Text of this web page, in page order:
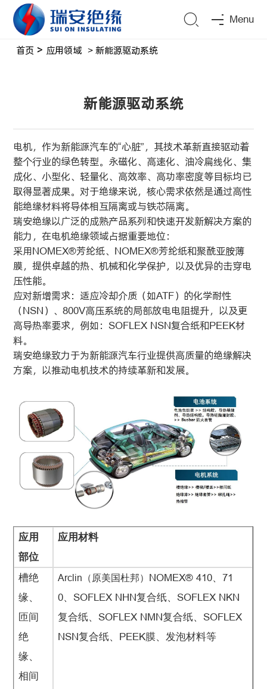
Menu
首页 > 应用领域 > 新能源驱动系统
新能源驱动系统
电机，作为新能源汽车的“心脏”，其技术革新直接驱动着
整个行业的绿色转型。永磁化、高速化、油冷扁线化、集
成化、小型化、轻量化、高效率、高功率密度等目标均已
取得显著成果。对于绝缘来说，核心需求依然是通过高性
能绝缘材料将导体相互隔离或与铁芯隔离。
瑞安绝缘以广泛的成熟产品系列和快速开发新解决方案的
能力，在电机绝缘领域占据重要地位：
采用NOMEX®芳纶纸、NOMEX®芳纶纸和聚酰亚胺薄
膜，提供卓越的热、机械和化学保护，以及优异的击穿电
压性能。
应对新增需求：适应冷却介质（如ATF）的化学耐性
（NSN）、800V高压系统的局部放电电阻提升，以及更
高导热率要求，例如：SOFLEX NSN复合纸和PEEK材
料。
瑞安绝缘致力于为新能源汽车行业提供高质量的绝缘解决
方案，以推动电机技术的持续革新和发展。
应用
部位
应用材料
槽绝
缘、
匝间
绝
缘、
相间
Arclin（原美国杜邦） NOMEX® 410、71
0、SOFLEX NHN复合纸、SOFLEX NKN
复合纸、SOFLEX NMN复合纸、SOFLEX
NSN复合纸、PEEK膜、发泡材料等